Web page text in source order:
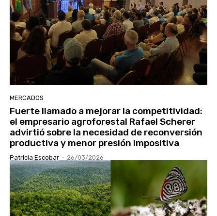
MERCADOS
Fuerte llamado a mejorar la competitividad:
el empresario agroforestal Rafael Scherer
advirtió sobre la necesidad de reconversión
productiva y menor presión impositiva
Patricia Escobar - 26/03/2026